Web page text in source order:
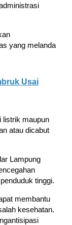
yang melanda
Usai
listrik maupun
atau dicabut
Lampung
tinggi.
membantu
kesehatan.